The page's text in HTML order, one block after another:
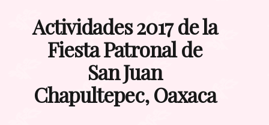
Actividades 2017 de la
Fiesta Patronal de
San Juan
Chapultepec, Oaxaca